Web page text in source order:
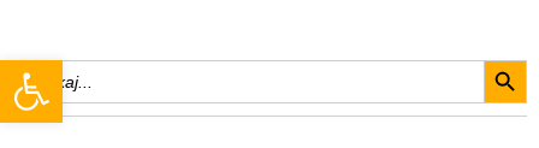
Open toolbar
Search
for: